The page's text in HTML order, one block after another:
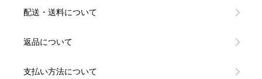
配送・送料について
返品について
支払い方法について